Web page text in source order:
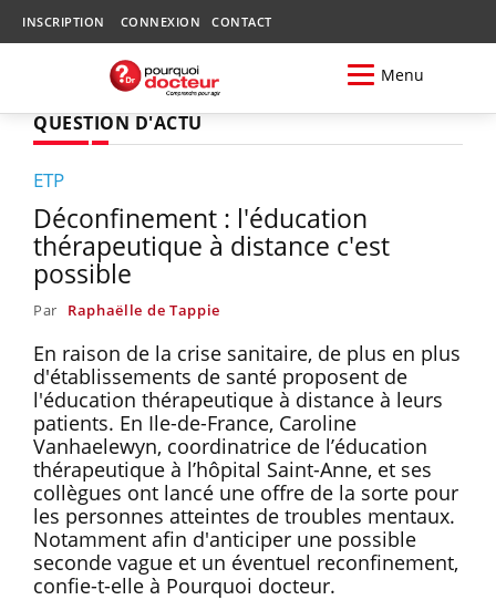
INSCRIPTION CONNEXION CONTACT
Menu
QUESTION D'ACTU
ETP
Déconfinement : l'éducation
thérapeutique à distance c'est
possible
Par Raphaëlle de Tappie
En raison de la crise sanitaire, de plus en plus
d'établissements de santé proposent de
l'éducation thérapeutique à distance à leurs
patients. En Ile-de-France, Caroline
Vanhaelewyn, coordinatrice de l’éducation
thérapeutique à l’hôpital Saint-Anne, et ses
collègues ont lancé une offre de la sorte pour
les personnes atteintes de troubles mentaux.
Notamment afin d'anticiper une possible
seconde vague et un éventuel reconfinement,
confie-t-elle à Pourquoi docteur.